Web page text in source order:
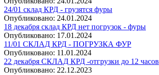
24/01 склад КРД - грузятся фуры
Опубликовано: 24.01.2024
18 декабря склад КРД нет погрузок - фуры
Опубликовано: 17.01.2024
11/01 СКЛАД КРД - ПОГРУЗКА ФУР
Опубликовано: 11.01.2024
22 декабря СКЛАД КРД -отгрузки до 12 часов
Опубликовано: 22.12.2023